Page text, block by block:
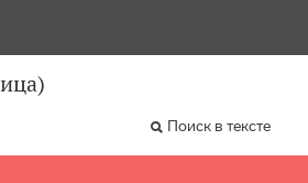
Поиск в тексте